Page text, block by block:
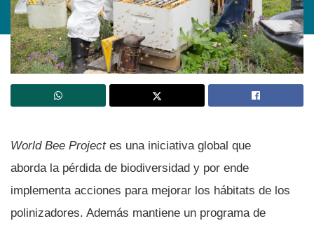
World Bee Projectes una iniciativa global que
aborda la pérdida de biodiversidad y por ende
implementa acciones para mejorar los hábitats de los
polinizadores. Además mantiene un programa de